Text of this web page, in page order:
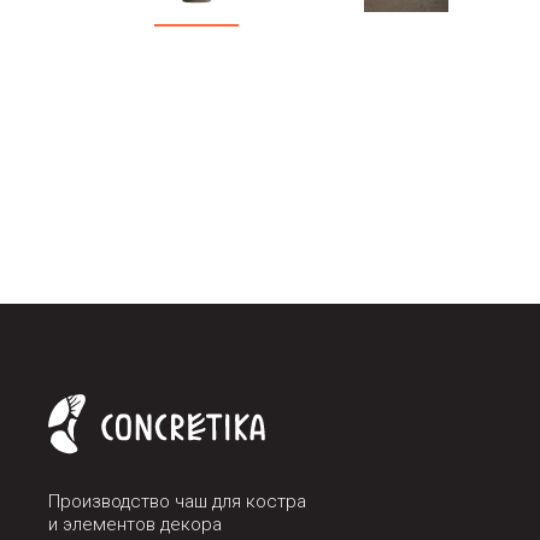
Производство чаш для костра
и элементов декора